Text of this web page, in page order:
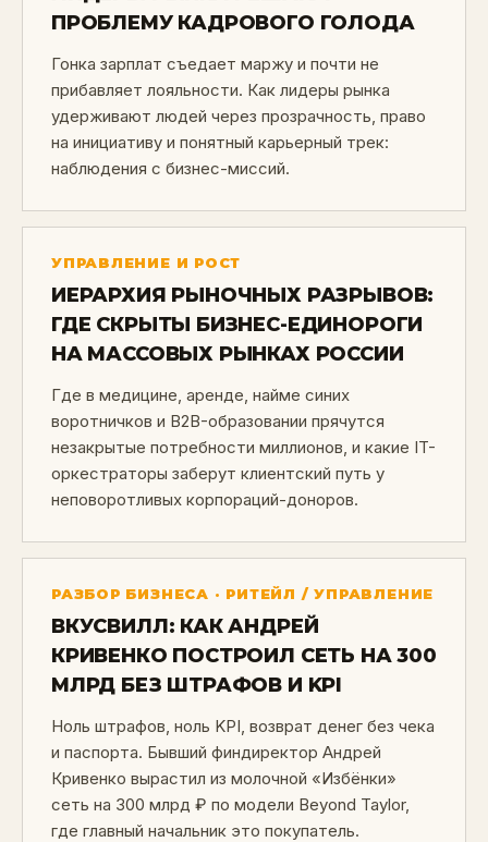
ПРОБЛЕМУ КАДРОВОГО ГОЛОДА
Гонка зарплат съедает маржу и почти не
прибавляет лояльности. Как лидеры рынка
удерживают людей через прозрачность, право
на инициативу и понятный карьерный трек:
наблюдения с бизнес-миссий.
УПРАВЛЕНИЕ И РОСТ
ИЕРАРХИЯ РЫНОЧНЫХ РАЗРЫВОВ:
ГДЕ СКРЫТЫ БИЗНЕС-ЕДИНОРОГИ
НА МАССОВЫХ РЫНКАХ РОССИИ
Где в медицине, аренде, найме синих
воротничков и B2B-образовании прячутся
незакрытые потребности миллионов, и какие IT-
оркестраторы заберут клиентский путь у
неповоротливых корпораций-доноров.
РАЗБОР БИЗНЕСА · РИТЕЙЛ / УПРАВЛЕНИЕ
ВКУСВИЛЛ: КАК АНДРЕЙ
КРИВЕНКО ПОСТРОИЛ СЕТЬ НА 300
МЛРД БЕЗ ШТРАФОВ И KPI
Ноль штрафов, ноль KPI, возврат денег без чека
и паспорта. Бывший финдиректор Андрей
Кривенко вырастил из молочной «Избёнки»
сеть на 300 млрд ₽ по модели Beyond Taylor,
где главный начальник это покупатель.